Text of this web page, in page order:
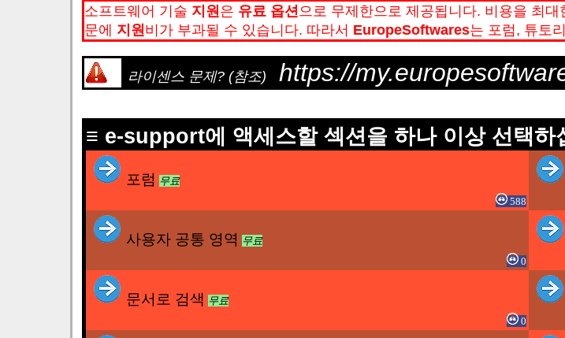
소프트웨어 기술 지원은 유료 옵션으로 무제한으로 제공됩니다. 비용을 최대
문에 지원비가 부과될 수 있습니다. 따라서 EuropeSoftwares는 포럼, 튜토
라이센스 문제? (참조) https://
≡ e-support에 액세스할 섹션을 하나 이상 선택하
포럼 무료
588
사용자 공통 영역 무료
0
문서로 검색 무료
0